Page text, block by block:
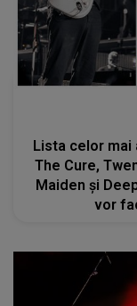
Lista celor mai
The Cure,
Maiden și
vor